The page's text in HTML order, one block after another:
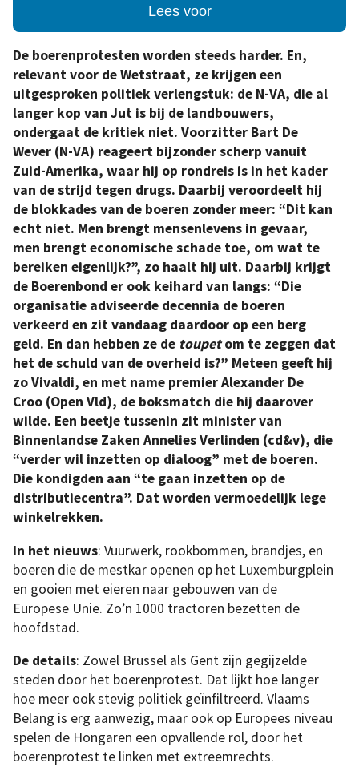
Lees voor
De boerenprotesten worden steeds harder. En,
relevant voor de Wetstraat, ze krijgen een
uitgesproken politiek verlengstuk: de N-VA, die al
langer kop van Jut is bij de landbouwers,
ondergaat de kritiek niet. Voorzitter Bart De
Wever (N-VA) reageert bijzonder scherp vanuit
Zuid-Amerika, waar hij op rondreis is in het kader
van de strijd tegen drugs. Daarbij veroordeelt hij
de blokkades van de boeren zonder meer: “Dit kan
echt niet. Men brengt mensenlevens in gevaar,
men brengt economische schade toe, om wat te
bereiken eigenlijk?”, zo haalt hij uit. Daarbij krijgt
de Boerenbond er ook keihard van langs: “Die
organisatie adviseerde decennia de boeren
verkeerd en zit vandaag daardoor op een berg
geld. En dan hebben ze de toupetom te zeggen dat
het de schuld van de overheid is?” Meteen geeft hij
zo Vivaldi, en met name premier Alexander De
Croo (Open Vld), de boksmatch die hij daarover
wilde. Een beetje tussenin zit minister van
Binnenlandse Zaken Annelies Verlinden (cd&v), die
“verder wil inzetten op dialoog” met de boeren.
Die kondigden aan “te gaan inzetten op de
distributiecentra”. Dat worden vermoedelijk lege
winkelrekken.
In het nieuws: Vuurwerk, rookbommen, brandjes, en
boeren die de mestkar openen op het Luxemburgplein
en gooien met eieren naar gebouwen van de
Europese Unie. Zo’n 1000 tractoren bezetten de
hoofdstad.
De details: Zowel Brussel als Gent zijn gegijzelde
steden door het boerenprotest. Dat lijkt hoe langer
hoe meer ook stevig politiek geïnfiltreerd. Vlaams
Belang is erg aanwezig, maar ook op Europees niveau
spelen de Hongaren een opvallende rol, door het
boerenprotest te linken met extreemrechts.